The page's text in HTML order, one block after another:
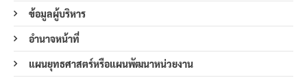
ข้อมูลผู้บริหาร
อำนาจหน้าที่
แผนยุทธศาสตร์หรือแผนพัฒนาหน่วยงาน